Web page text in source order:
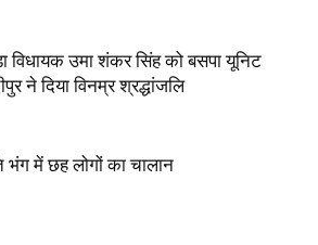
विधायक उमा शंकर सिंह को बसपा यूनिट
ने दिया विनम्र श्रद्धांजलि
भंग में छह लोगों का चालान